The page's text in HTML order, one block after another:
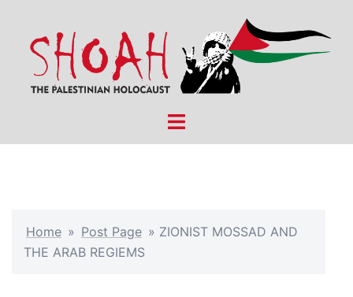
content
Toggle
Home » Post Page » ZIONIST MOSSAD AND
THE ARAB REGIEMS